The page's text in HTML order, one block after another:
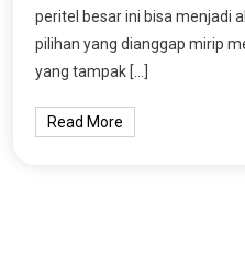
peritel besar ini bisa menjadi
pilihan yang dianggap mirip
yang tampak […]
Read More